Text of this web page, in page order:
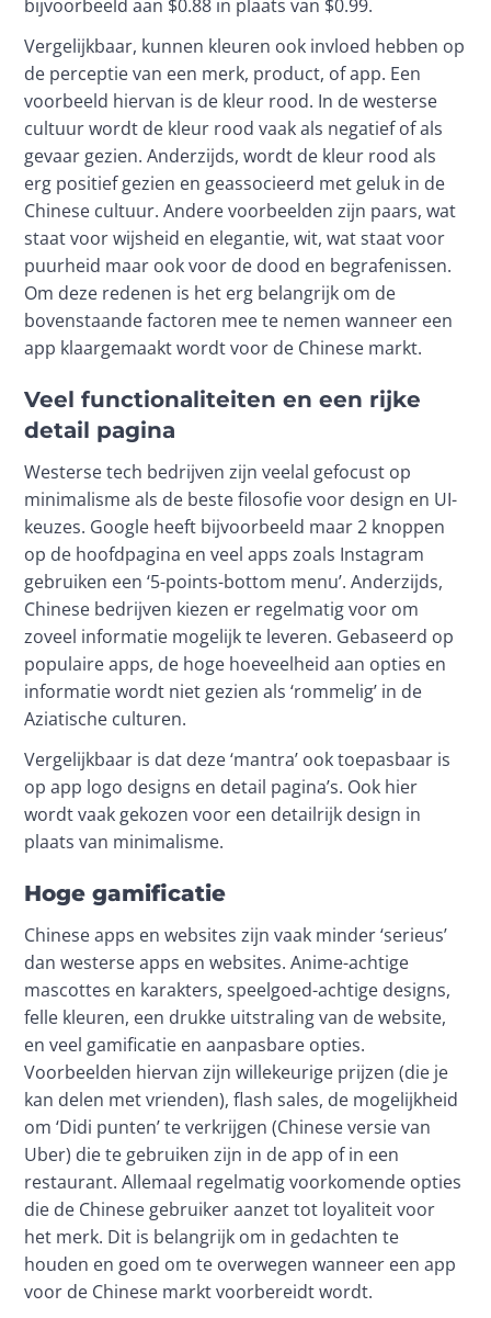
bijvoorbeeld aan $0.88 in plaats van $0.99.
Vergelijkbaar, kunnen kleuren ook invloed hebben op
de perceptie van een merk, product, of app. Een
voorbeeld hiervan is de kleur rood. In de westerse
cultuur wordt de kleur rood vaak als negatief of als
gevaar gezien. Anderzijds, wordt de kleur rood als
erg positief gezien en geassocieerd met geluk in de
Chinese cultuur. Andere voorbeelden zijn paars, wat
staat voor wijsheid en elegantie, wit, wat staat voor
puurheid maar ook voor de dood en begrafenissen.
Om deze redenen is het erg belangrijk om de
bovenstaande factoren mee te nemen wanneer een
app klaargemaakt wordt voor de Chinese markt.
Veel functionaliteiten en een rijke
detail pagina
Westerse tech bedrijven zijn veelal gefocust op
minimalisme als de beste filosofie voor design en UI-
keuzes. Google heeft bijvoorbeeld maar 2 knoppen
op de hoofdpagina en veel apps zoals Instagram
gebruiken een ‘5-points-bottom menu’. Anderzijds,
Chinese bedrijven kiezen er regelmatig voor om
zoveel informatie mogelijk te leveren. Gebaseerd op
populaire apps, de hoge hoeveelheid aan opties en
informatie wordt niet gezien als ‘rommelig’ in de
Aziatische culturen.
Vergelijkbaar is dat deze ‘mantra’ ook toepasbaar is
op app logo designs en detail pagina’s. Ook hier
wordt vaak gekozen voor een detailrijk design in
plaats van minimalisme.
Hoge gamificatie
Chinese apps en websites zijn vaak minder ‘serieus’
dan westerse apps en websites. Anime-achtige
mascottes en karakters, speelgoed-achtige designs,
felle kleuren, een drukke uitstraling van de website,
en veel gamificatie en aanpasbare opties.
Voorbeelden hiervan zijn willekeurige prijzen (die je
kan delen met vrienden), flash sales, de mogelijkheid
om ‘Didi punten’ te verkrijgen (Chinese versie van
Uber) die te gebruiken zijn in de app of in een
restaurant. Allemaal regelmatig voorkomende opties
die de Chinese gebruiker aanzet tot loyaliteit voor
het merk. Dit is belangrijk om in gedachten te
houden en goed om te overwegen wanneer een app
voor de Chinese markt voorbereidt wordt.